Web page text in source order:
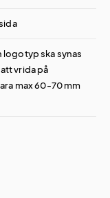
logotyp ska synas
vrida på
max 60-70 mm